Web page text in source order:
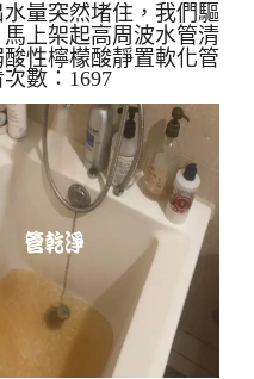
洗水管
量突然堵住，我們驅
上架起高周波水管清
性檸檬酸靜置軟化管
螺旋波模式一啟動，
水，一下變成「泥
品！這就是長年累積
鏽。經過兩個小時的
淨熱水出水量也恢復
管需要定期「大掃
汙靠一般水壓難以清
會產生不同的「色彩
（鐵鏽/泥沙）： 常見
化。 石油黑（氧化
水常見的黑色管垢。
...
數：1697